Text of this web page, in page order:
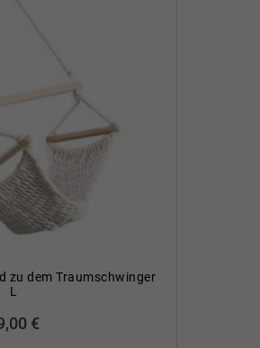
zu dem Traumschwinger
L
€